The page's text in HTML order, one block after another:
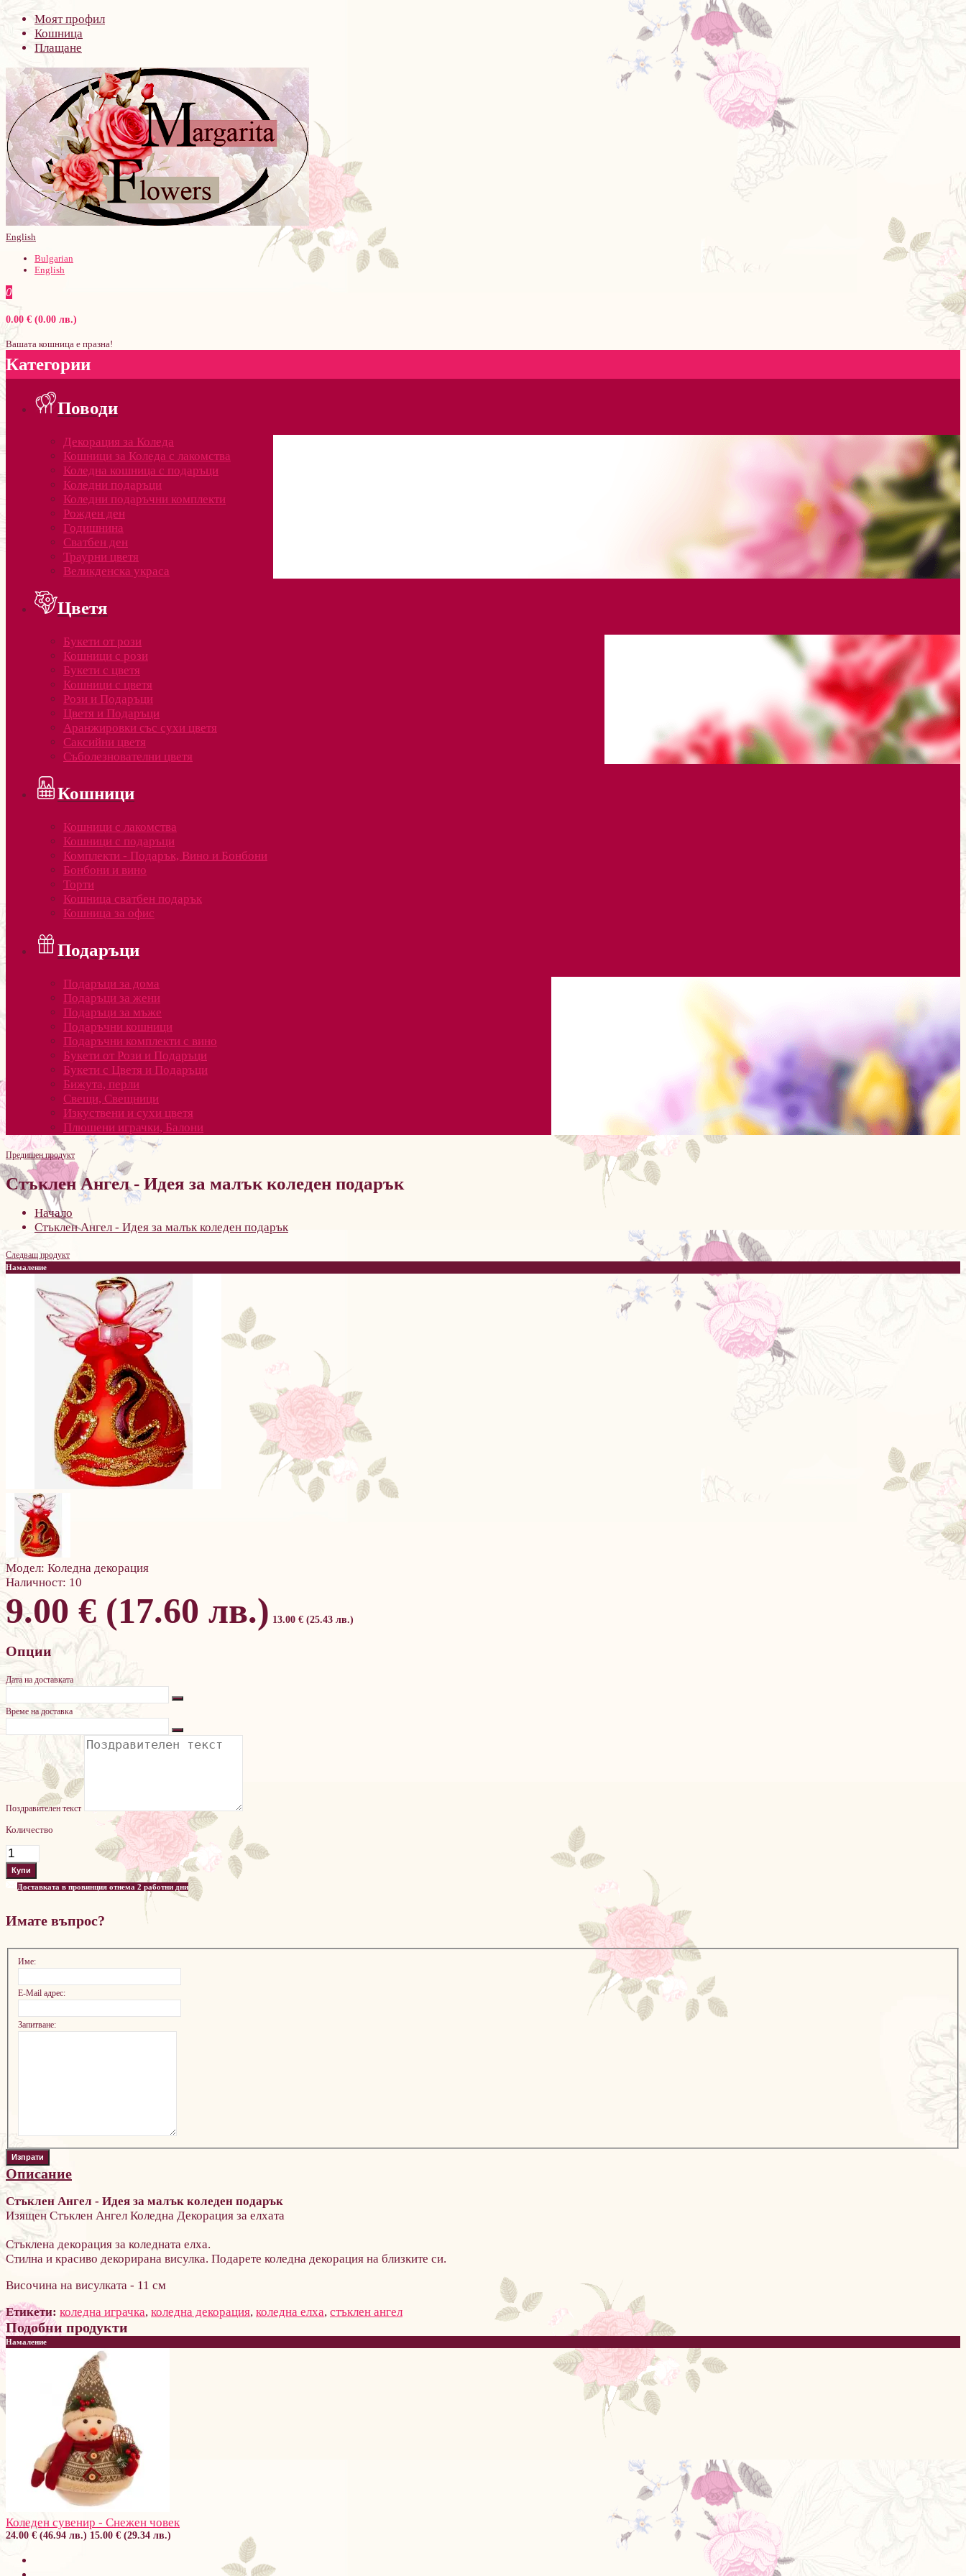
Моят профил
Кошница
Плащане
English
Bulgarian
English
0
0.00 € (0.00 лв.)
Вашата кошница е празна!
Категории
Поводи
Декорация за Коледа
Кошници за Коледа с лакомства
Коледна кошница с подаръци
Коледни подаръци
Коледни подаръчни комплекти
Рожден ден
Годишнина
Сватбен ден
Траурни цветя
Великденска украса
Цветя
Букети от рози
Кошници с рози
Букети с цветя
Кошници с цветя
Рози и Подаръци
Цветя и Подаръци
Аранжировки със сухи цветя
Саксийни цветя
Съболезнователни цветя
Кошници
Кошници с лакомства
Кошници с подаръци
Комплекти - Подарък, Вино и Бонбони
Бонбони и вино
Торти
Кошница сватбен подарък
Кошница за офис
Подаръци
Подаръци за дома
Подаръци за жени
Подаръци за мъже
Подаръчни кошници
Подаръчни комплекти с вино
Букети от Рози и Подаръци
Букети с Цветя и Подаръци
Бижута, перли
Свещи, Свещници
Изкуствени и сухи цветя
Плюшени играчки, Балони
Предишен продукт
Стъклен Ангел - Идея за малък коледен подарък
Начало
Стъклен Ангел - Идея за малък коледен подарък
Следващ продукт
Намаление
Модел: Коледна декорация
Наличност: 10
9.00 € (17.60 лв.) 13.00 € (25.43 лв.)
Опции
Дата на доставката
Време на доставка
Поздравителен текст
Количество
Доставката в провинция отнема 2 работни дни
Имате въпрос?
Име:
E-Mail адрес:
Запитване:
Описание
Стъклен Ангел - Идея за малък коледен подарък
Изящен Стъклен Ангел Коледна Декорация за елхата
Стъклена декорация за коледната елха.
Стилна и красиво декорирана висулка. Подарете коледна декорация на близките си.
Височина на висулката - 11 см
Етикети: коледна играчка, коледна декорация, коледна елха, стъклен ангел
Подобни продукти
Намаление
Коледен сувенир - Снежен човек
24.00 € (46.94 лв.) 15.00 € (29.34 лв.)